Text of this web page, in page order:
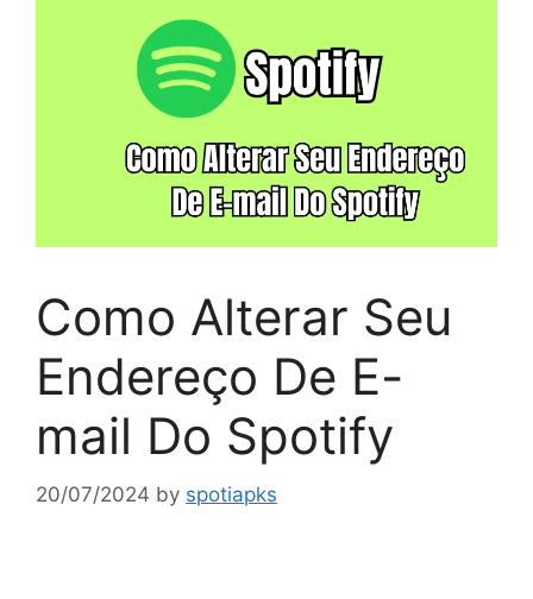
Como Alterar Seu
Endereço De E-
mail Do Spotify
20/07/2024 by spotiapks